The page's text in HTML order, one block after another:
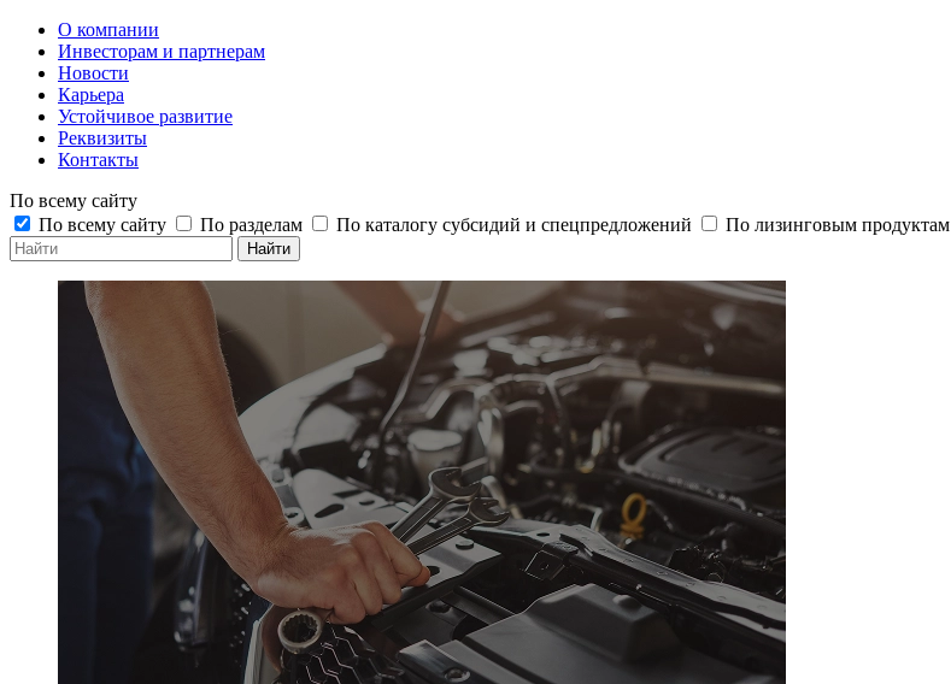
О компании
Инвесторам и партнерам
Новости
Карьера
Устойчивое развитие
Реквизиты
Контакты
По всему сайту
По всему сайту
По разделам По каталогу субсидий и спецпредложений По лизинговым продуктам
Найти